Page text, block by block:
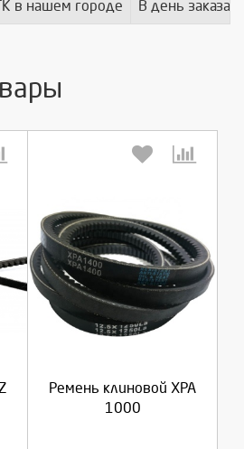
в нашем городе В день заказа
Ремень клиновой XPA
1000
Выберите количество:
Отмена